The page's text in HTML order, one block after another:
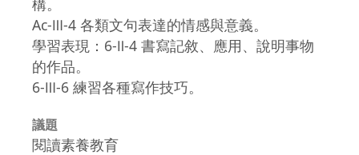
構。
Ac-Ⅲ-4 各類文句表達的情感與意義。
學習表現：6-Ⅱ-4 書寫記敘、應用、說明事物
的作品。
6-Ⅲ-6 練習各種寫作技巧。
議題
閱讀素養教育